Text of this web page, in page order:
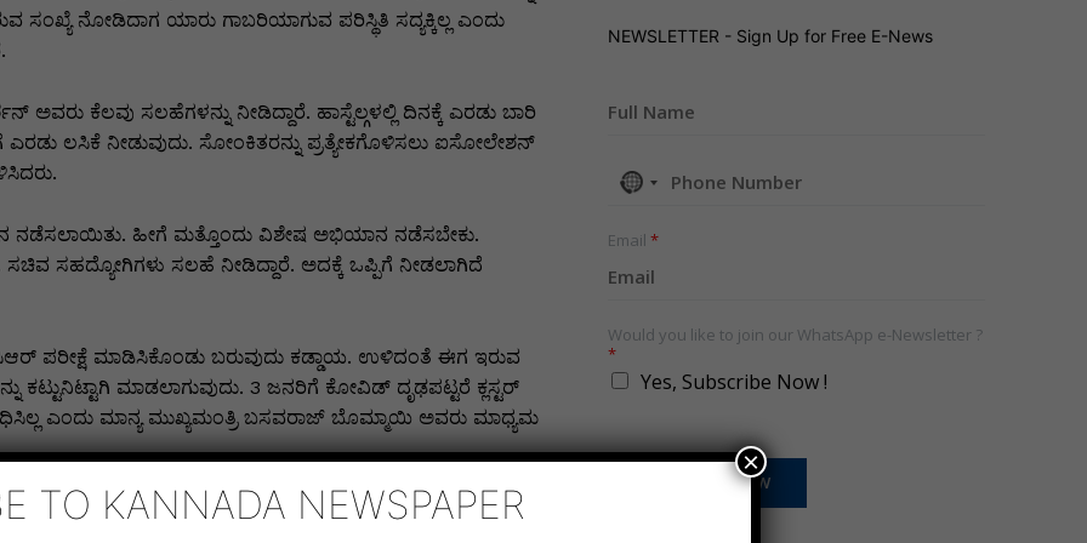
ಸಂಖ್ಯೆ ನೋಡಿದಾಗ ಯಾರು ಗಾಬರಿಯಾಗುವ ಪರಿಸ್ಥಿತಿ ಸದ್ಯಕ್ಕಿಲ್ಲ ಎಂದು
ಅವರು ಕೆಲವು ಸಲಹೆಗಳನ್ನು ನೀಡಿದ್ದಾರೆ. ಹಾಸ್ಟೆಲ್ಗಳಲ್ಲಿ ದಿನಕ್ಕೆ ಎರಡು ಬಾರಿ
ಲಸಿಕೆ ನೀಡುವುದು. ಸೋಂಕಿತರನ್ನು ಪ್ರತ್ಯೇಕಗೊಳಿಸಲು ಐಸೋಲೇಶನ್
ಹೀಗೆ ಮತ್ತೊಂದು ವಿಶೇಷ ಅಭಿಯಾನ ನಡೆಸಬೇಕು.
ಸಹದ್ಯೋಗಿಗಳು ಸಲಹೆ ನೀಡಿದ್ದಾರೆ. ಅದಕ್ಕೆ ಒಪ್ಪಿಗೆ ನೀಡಲಾಗಿದೆ
ಪರೀಕ್ಷೆ ಮಾಡಿಸಿಕೊಂಡು ಬರುವುದು ಕಡ್ಡಾಯ. ಉಳಿದಂತೆ ಈಗ ಇರುವ
ಕಟ್ಟುನಿಟ್ಟಾಗಿ ಮಾಡಲಾಗುವುದು. 3 ಜನರಿಗೆ ಕೋವಿಡ್ ದೃಢಪಟ್ಟರೆ ಕ್ಲಸ್ಟರ್
ಎಂದು ಮಾನ್ಯ ಮುಖ್ಯಮಂತ್ರಿ ಬಸವರಾಜ್ ಬೊಮ್ಮಾಯಿ ಅವರು ಮಾಧ್ಯಮ
NEWSLETTER - Sign Up for Free E-News
No
selected
Email *
Would you like to join our WhatsApp e-Newsletter ?
*
Yes, Subscribe Now !
SUBSCRIBE NOW
TO KANNADA NEWSPAPER
×